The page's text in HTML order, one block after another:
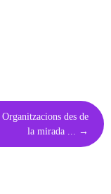
des de
la mirada ...